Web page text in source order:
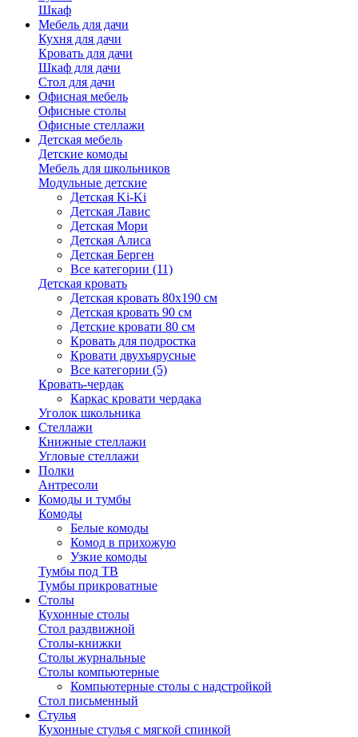
Шкаф
Мебель для дачи
Кухня для дачи
Кровать для дачи
Шкаф для дачи
Стол для дачи
Офисная мебель
Офисные столы
Офисные стеллажи
Детская мебель
Детские комоды
Мебель для школьников
Модульные детские
Детская Ki-Ki
Детская Лавис
Детская Мори
Детская Алиса
Детская Берген
Все категории (11)
Детская кровать
Детская кровать 80х190 см
Детская кровать 90 см
Детские кровати 80 см
Кровать для подростка
Кровати двухъярусные
Все категории (5)
Кровать-чердак
Каркас кровати чердака
Уголок школьника
Стеллажи
Книжные стеллажи
Угловые стеллажи
Полки
Антресоли
Комоды и тумбы
Комоды
Белые комоды
Комод в прихожую
Узкие комоды
Тумбы под ТВ
Тумбы прикроватные
Столы
Кухонные столы
Стол раздвижной
Столы-книжки
Столы журнальные
Столы компьютерные
Компьютерные столы с надстройкой
Стол письменный
Стулья
Кухонные стулья с мягкой спинкой